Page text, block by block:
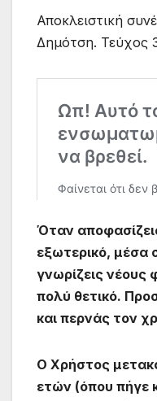
Αποκλειστική
Δημότση. Τεύχος
Όταν
εξωτερικό, μέσα
γνωρίζεις νέους
πολύ θετικό.
και περνάς τον
Ο Χρήστος
ετών (όπου πήγε